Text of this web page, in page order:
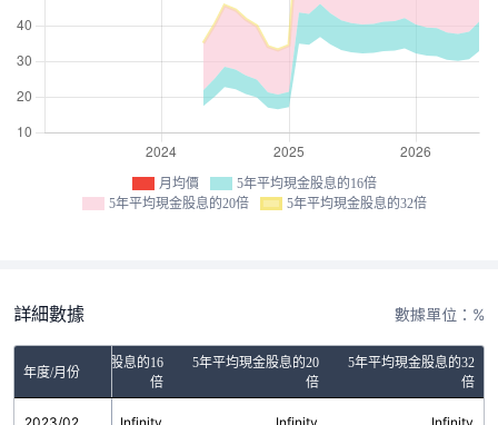
月均價
5年平均現金股息的16倍
5年平均現金股息的20倍
5年平均現金股息的32倍
詳細數據 數據單位：%
年度/月份
5年平均現金股息的16
倍
5年平均現金股息的20
倍
5年平均現金股息的32
倍